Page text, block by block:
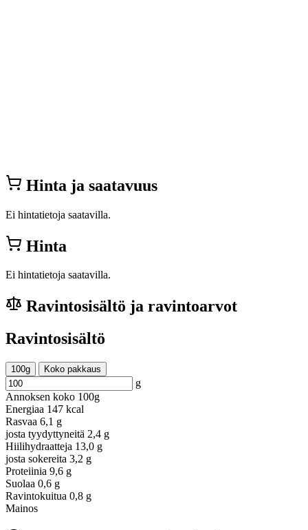
Hinta ja saatavuus
Ei hintatietoja saatavilla.
Hinta
Ei hintatietoja saatavilla.
Ravintosisältö ja ravintoarvot
Ravintosisältö
100g Koko pakkaus
g
Annoksen koko 100g
Energiaa 147 kcal
Rasvaa 6,1 g
josta tyydyttyneitä 2,4 g
Hiilihydraatteja 13,0 g
josta sokereita 3,2 g
Proteiinia 9,6 g
Suolaa 0,6 g
Ravintokuitua 0,8 g
Mainos